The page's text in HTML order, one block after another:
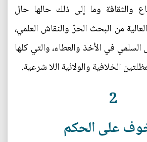
والثقافة وما إلى ذلك حالها حال
من البحث الحرّ والنقاش العلمي،
السلمي في الأخذ والعطاء، والتي كلها
الخلافية والولائية اللا شرعية.
2
على الحكم